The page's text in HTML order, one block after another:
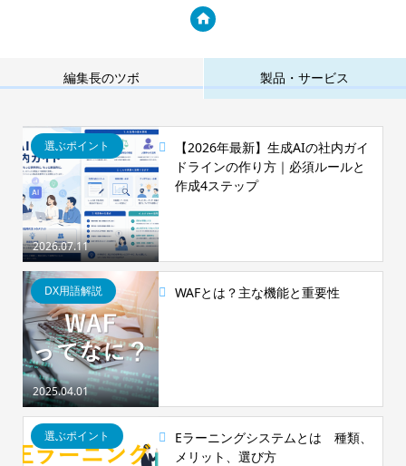
編集長のツボ 製品・サービス
2026.07.11
選ぶポイント
【2026年最新】生成AIの社内ガイ
ドラインの作り方｜必須ルールと
作成4ステップ
2025.04.01
DX用語解説 WAFとは？主な機能と重要性
選ぶポイント
Eラーニングシステムとは 種類、
メリット、選び方